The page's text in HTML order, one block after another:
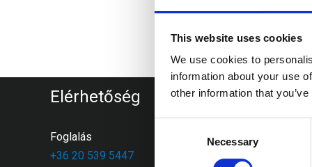
This website uses cookies
We use cookies to
information about your use
other information that
Necessary
Elérhetőség
Foglalás
+36 20 539 5447